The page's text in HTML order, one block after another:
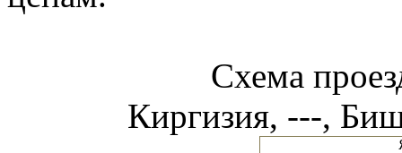
Схема
Киргизия, ---,